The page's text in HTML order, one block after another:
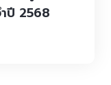
ปี 2568